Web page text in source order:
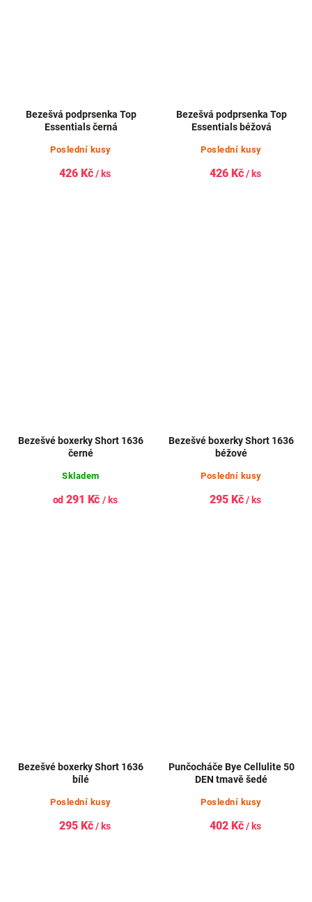
Bezešvá podprsenka Top
Essentials černá
Poslední kusy
426 Kč/ ks
Bezešvá podprsenka Top
Essentials béžová
Poslední kusy
426 Kč/ ks
Bezešvé boxerky Short 1636
černé
Skladem
od 291 Kč/ ks
Bezešvé boxerky Short 1636
béžové
Poslední kusy
295 Kč/ ks
Bezešvé boxerky Short 1636
bílé
Poslední kusy
295 Kč/ ks
Punčocháče Bye Cellulite 50
DEN tmavě šedé
Poslední kusy
402 Kč/ ks